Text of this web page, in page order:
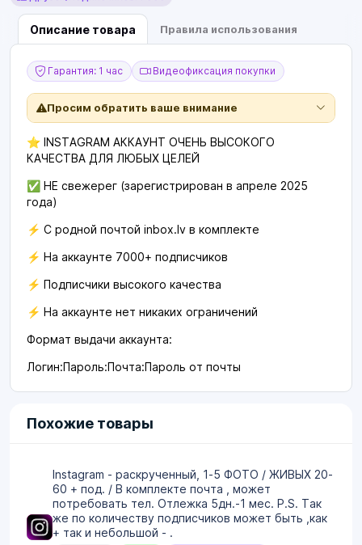
Описание товара Правила использования
Гарантия: 1 час Видеофиксация покупки
Просим обратить ваше внимание
⭐️ INSTAGRAM АККАУНТ ОЧЕНЬ ВЫСОКОГО
КАЧЕСТВА ДЛЯ ЛЮБЫХ ЦЕЛЕЙ
✅ НЕ свежерег (зарегистрирован в апреле 2025
года)
⚡️ С родной почтой inbox.lv в комплекте
⚡️ На аккаунте 7000+ подписчиков
⚡️ Подписчики высокого качества
⚡ На аккаунте нет никаких ограничений
Формат выдачи аккаунта:
Логин:Пароль:Почта:Пароль от почты
Похожие товары
Instagram - раскрученный, 1-5 ФОТО / ЖИВЫХ 20-
60 + под. / В комплекте почта , может
потребовать тел. Отлежка 5дн.-1 мес. P.S. Так
же по количеству подписчиков может быть ,как
+ так и небольшой - .